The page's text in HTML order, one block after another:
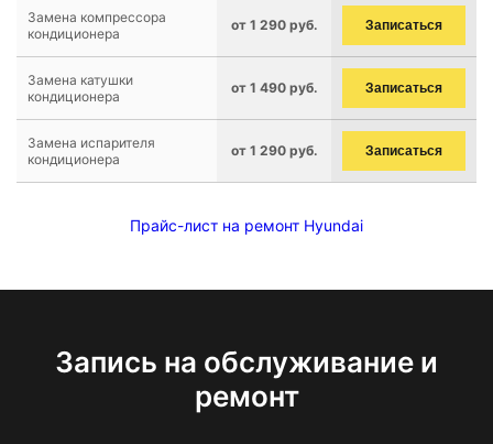
Замена компрессора
кондиционера
от 1 290 руб. Записаться
Замена катушки
кондиционера
от 1 490 руб. Записаться
Замена испарителя
кондиционера
от 1 290 руб. Записаться
Прайс-лист на ремонт Hyundai
Запись на обслуживание и
ремонт